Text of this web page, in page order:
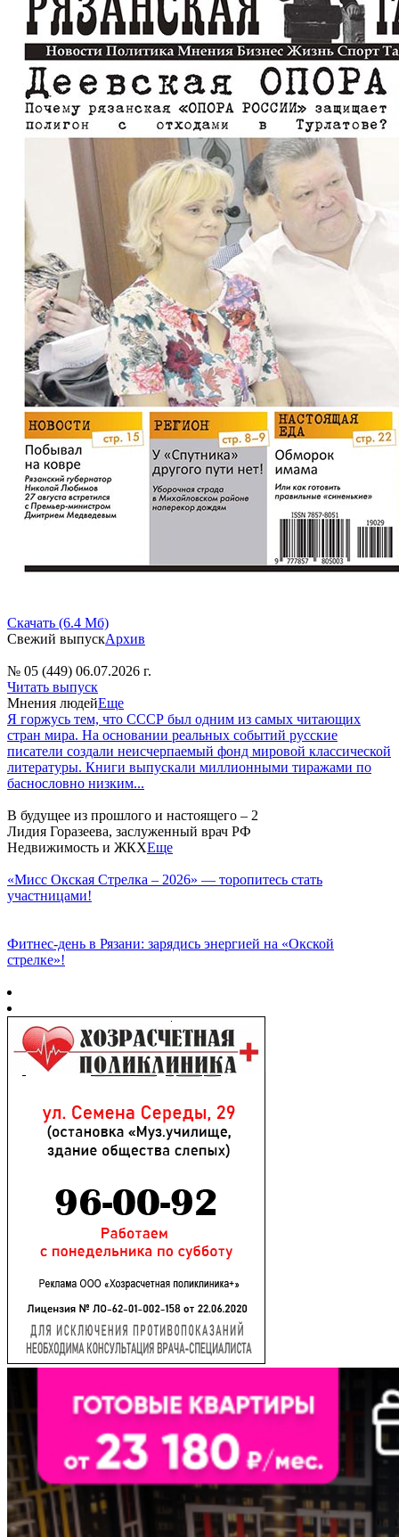
Скачать (6.4 Мб)
Свежий выпускАрхив
№ 05 (449) 06.07.2026 г.
Читать выпуск
Мнения людейЕще
Я горжусь тем, что СССР был одним из самых читающих
стран мира. На основании реальных событий русские
писатели создали неисчерпаемый фонд мировой классической
литературы. Книги выпускали миллионными тиражами по
баснословно низким...
В будущее из прошлого и настоящего – 2
Лидия Горазеева, заслуженный врач РФ
Недвижимость и ЖКХЕще
«Мисс Окская Стрелка – 2026» — торопитесь стать
участницами!
Фитнес‑день в Рязани: зарядись энергией на «Окской
стрелке»!